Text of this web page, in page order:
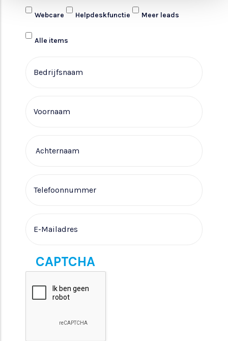
Webcare Helpdeskfunctie Meer leads
Alle items
CAPTCHA